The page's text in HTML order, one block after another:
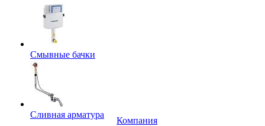
Смывные бачки
Сливная арматура
Компания